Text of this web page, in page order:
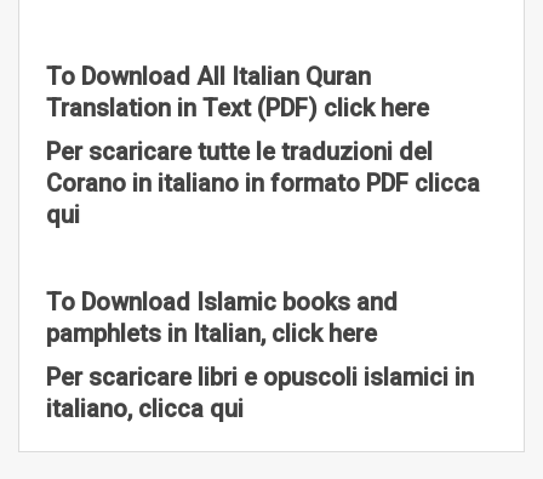
To Download All Italian Quran
Translation in Text (PDF) click here
Per scaricare tutte le traduzioni del
Corano in italiano in formato PDF clicca
qui
To Download Islamic books and
pamphlets in Italian, click here
Per scaricare libri e opuscoli islamici in
italiano, clicca qui